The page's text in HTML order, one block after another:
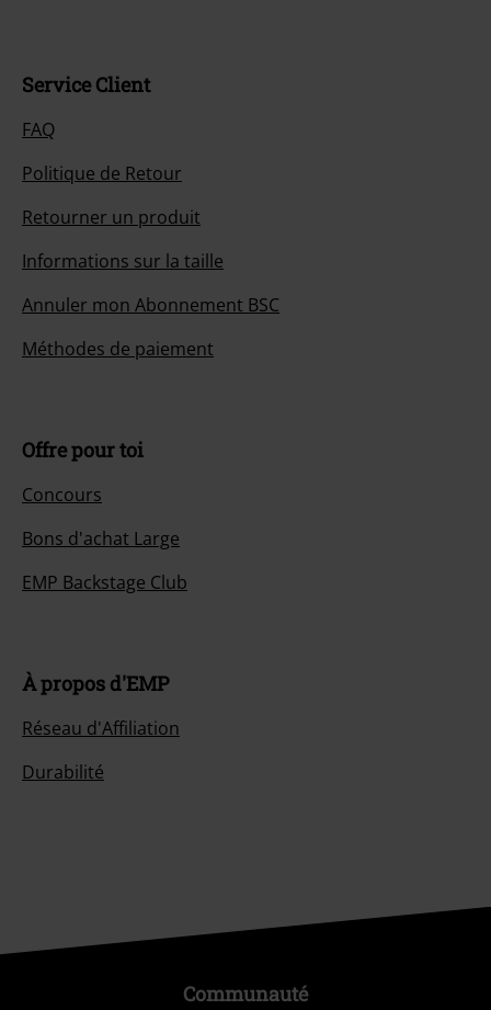
Service Client
FAQ
Politique de Retour
Retourner un produit
Informations sur la taille
Annuler mon Abonnement BSC
Méthodes de paiement
Offre pour toi
Concours
Bons d'achat Large
EMP Backstage Club
À propos d'EMP
Réseau d'Affiliation
Durabilité
Communauté